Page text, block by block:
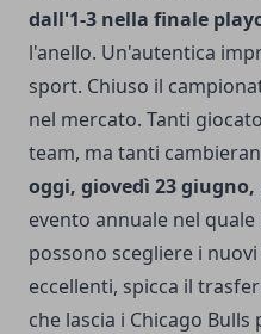
dall'1-3 nella finale
l'anello. Un'autentica
sport. Chiuso il
nel mercato. Tanti
team, ma tanti
oggi, giovedì 23
evento annuale nel quale
possono scegliere i
eccellenti, spicca il
che lascia i Chicago